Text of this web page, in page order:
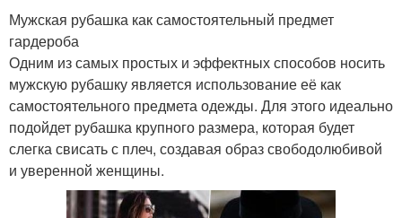
Мужская рубашка как самостоятельный предмет
гардероба
Одним из самых простых и эффектных способов носить
мужскую рубашку является использование её как
самостоятельного предмета одежды. Для этого идеально
подойдет рубашка крупного размера, которая будет
слегка свисать с плеч, создавая образ свободолюбивой
и уверенной женщины.